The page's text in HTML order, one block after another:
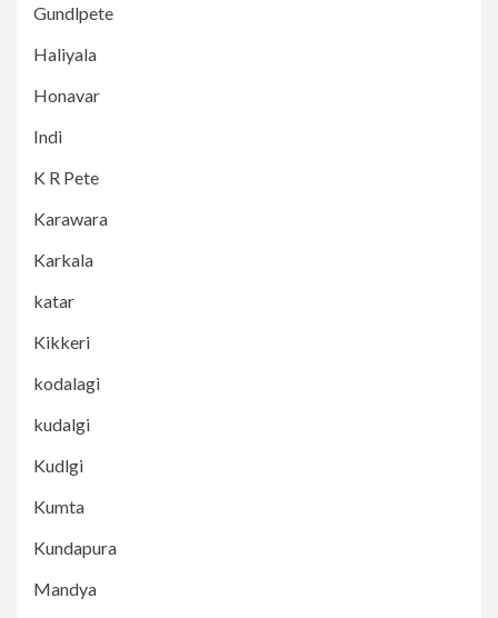
Gundlpete
Haliyala
Honavar
Indi
K R Pete
Karawara
Karkala
katar
Kikkeri
kodalagi
kudalgi
Kudlgi
Kumta
Kundapura
Mandya